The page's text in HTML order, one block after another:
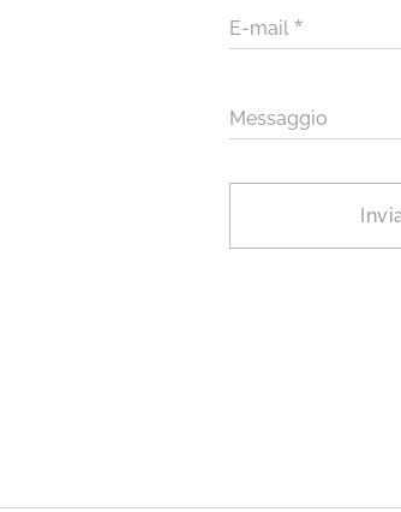
E-mail
Messaggio